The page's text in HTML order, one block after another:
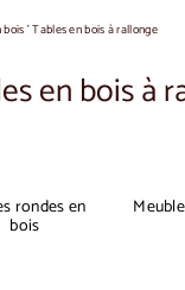
bois'Tables en bois à rallonge
en bois à
rondes en
bois